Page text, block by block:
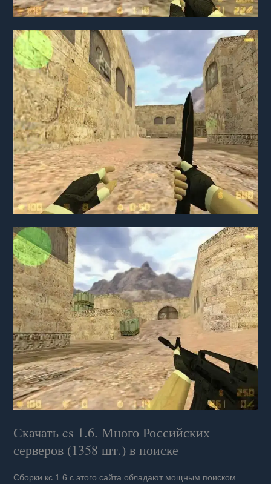
Скачать cs 1.6. Много Российских
серверов (1358 шт.) в поиске
Сборки кс 1.6 с этого сайта обладают мощным поиском